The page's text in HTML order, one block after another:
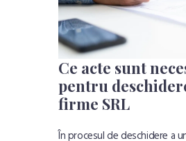
Ce acte sunt
pentru
firme SRL
În procesul de deschidere a